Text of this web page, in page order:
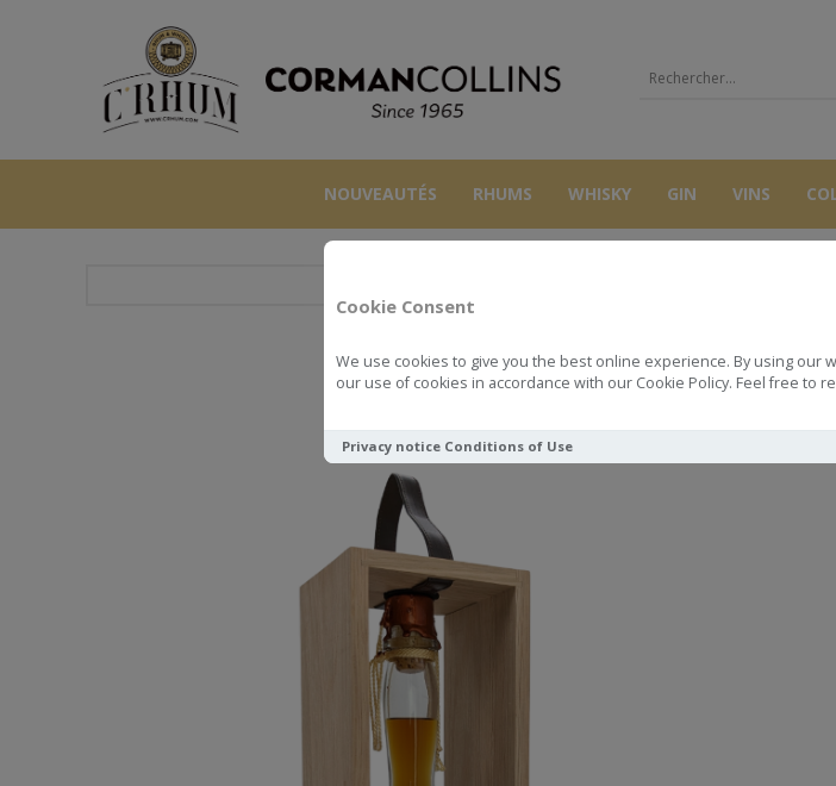
Cookie Consent
We use cookies to give you the best online experience. By using our
our use of cookies in accordance with our Cookie Policy. Feel free to
Privacy notice Conditions of Use
NOUVEAUTÉS RHUMS WHISKY GIN VINS
CHATEAU DU